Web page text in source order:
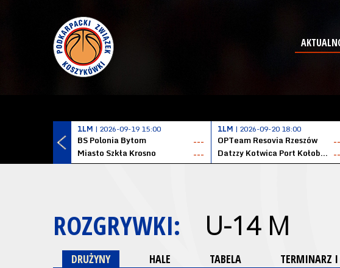
1LM | 2026-09-19 15:00
BS Polonia Bytom
---
Miasto Szkła Krosno
---
1LM | 2026-09-20 18:00
OPTeam Resovia Rzeszów
Datzzy Kotwica Port Kołobrzeg
ROZGRYWKI: U-14 M
DRUŻYNY HALE TABELA TERMINARZ